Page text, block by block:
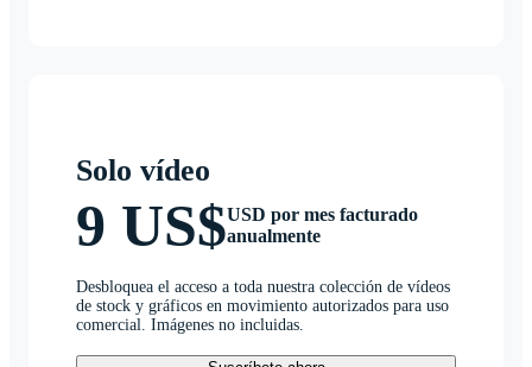
Solo vídeo
9 US$USD por mes facturado
anualmente
Desbloquea el acceso a toda nuestra colección de vídeos
de stock y gráficos en movimiento autorizados para uso
comercial. Imágenes no incluidas.